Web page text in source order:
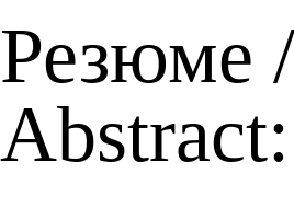
Резюме /
Abstract: